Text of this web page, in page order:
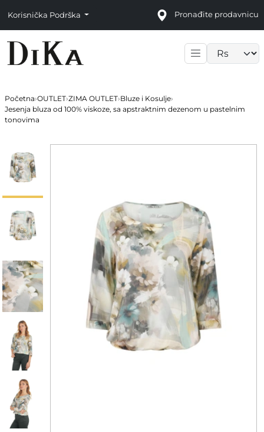
Korisnička Podrška Pronađite prodavnicu
Početna›OUTLET›ZIMA OUTLET›Bluze i Kosulje›
Jesenja bluza od 100% viskoze, sa apstraktnim dezenom u pastelnim
tonovima